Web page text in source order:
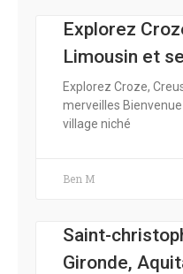
Explorez
Limousin et
Explorez Croze,
merveilles
village niché
Ben M
Saint-
Gironde,